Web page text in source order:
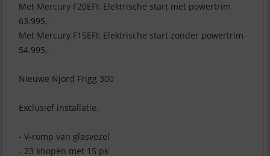
Met Mercury F20EFI: Elektrische start met powertrim
63.995,-
Met Mercury F15EFI: Elektrische start zonder powertrim
54.995,-
Nieuwe Njord Frigg 300
Exclusief installatie.
- V-romp van glasvezel
- 23 knopen met 15 pk